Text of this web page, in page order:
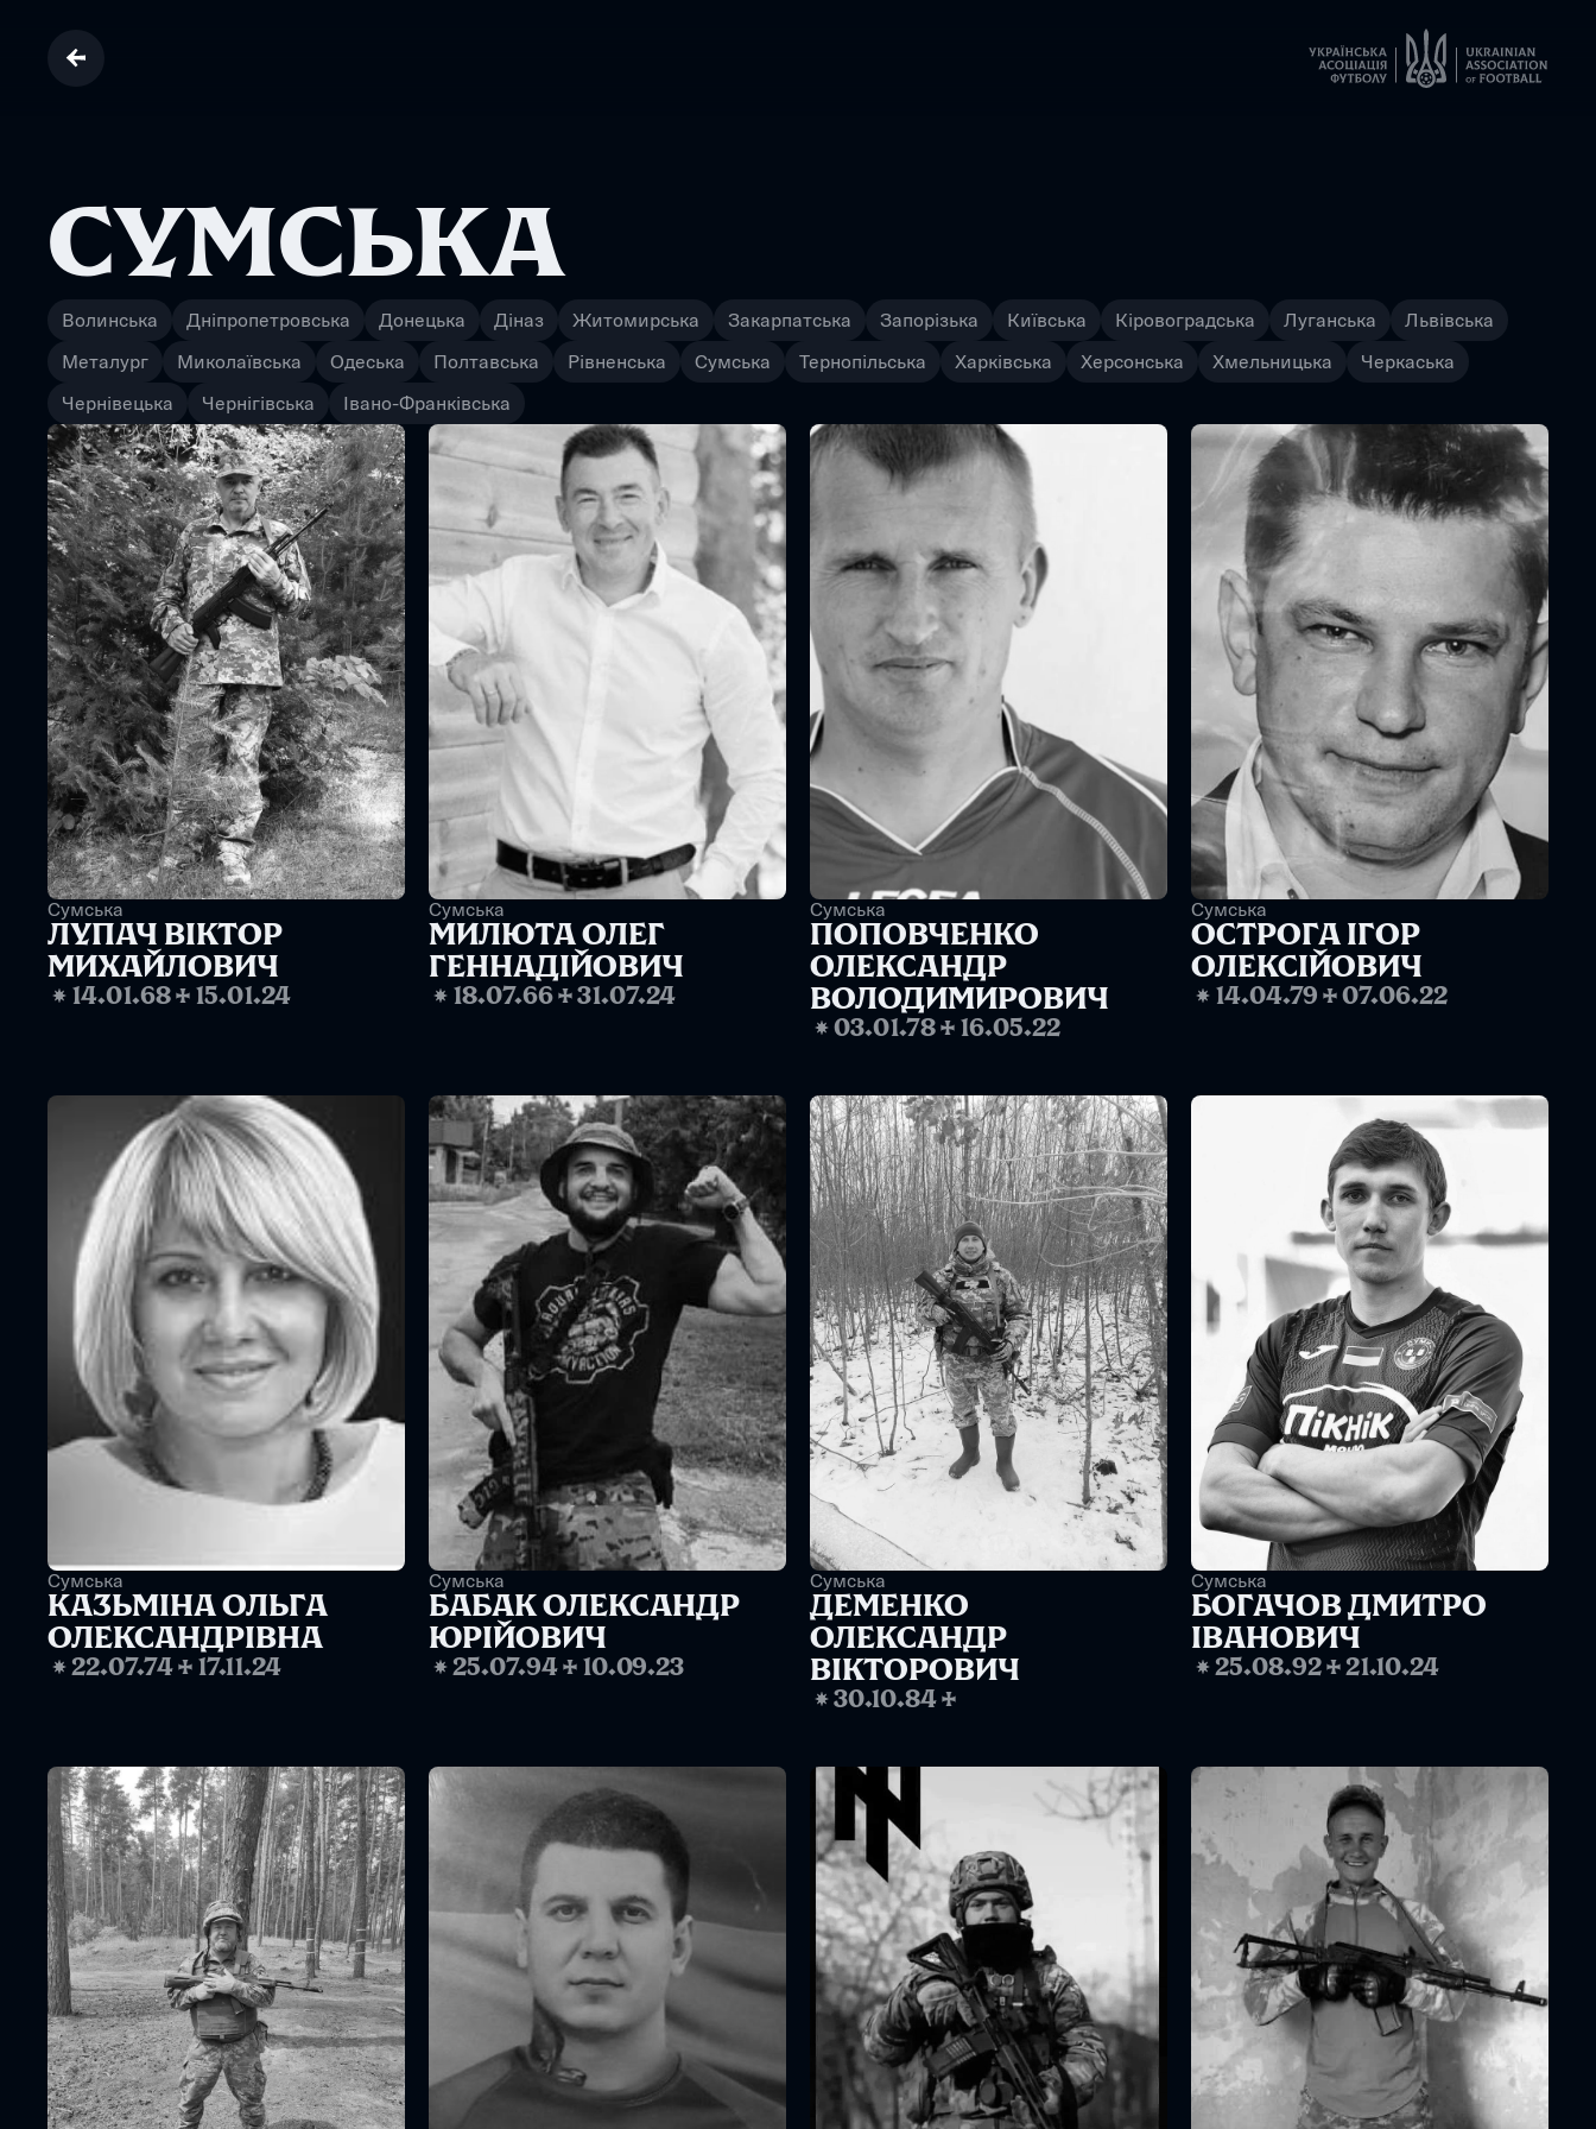
СУМСЬКА
Волинська Дніпропетровська Донецька Діназ Житомирська Закарпатська Запорізька Київська Кіровоградська Луганська
Львівська
Металург
Миколаївська Одеська Полтавська Рівненська Сумська Тернопільська Харківська Херсонська Хмельницька
Черкаська
Чернівецька
Чернігівська Івано-Франківська
Сумська
ЛУПАЧ ВІКТОР
МИХАЙЛОВИЧ
❋ 14.01.68✢ 15.01.24
Сумська
МИЛЮТА ОЛЕГ
ГЕННАДІЙОВИЧ
❋ 18.07.66✢31.07.24
Сумська
ПОПОВЧЕНКО
ОЛЕКСАНДР
ВОЛОДИМИРОВИЧ
❋03.01.78✢ 16.05.22
Сумська
ОСТРОГА ІГОР
ОЛЕКСІЙОВИЧ
❋ 14.04.79 ✢07.06.22
Сумська
КАЗЬМІНА ОЛЬГА
ОЛЕКСАНДРІВНА
❋22.07.74✢ 17.11.24
Сумська
БАБАК ОЛЕКСАНДР
ЮРІЙОВИЧ
❋25.07.94✢ 10.09.23
Сумська
ДЕМЕНКО
ОЛЕКСАНДР
ВІКТОРОВИЧ
❋30.10.84✢
Сумська
БОГАЧОВ ДМИТРО
ІВАНОВИЧ
❋25.08.92✢21.10.24